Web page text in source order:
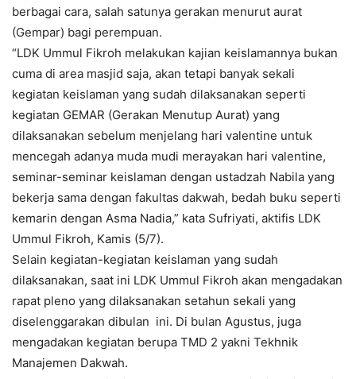
berbagai cara, salah satunya gerakan menurut aurat
(Gempar) bagi perempuan.
“LDK Ummul Fikroh melakukan kajian keislamannya bukan
cuma di area masjid saja, akan tetapi banyak sekali
kegiatan keislaman yang sudah dilaksanakan seperti
kegiatan GEMAR (Gerakan Menutup Aurat) yang
dilaksanakan sebelum menjelang hari valentine untuk
mencegah adanya muda mudi merayakan hari valentine,
seminar-seminar keislaman dengan ustadzah Nabila yang
bekerja sama dengan fakultas dakwah, bedah buku seperti
kemarin dengan Asma Nadia,” kata Sufriyati, aktifis LDK
Ummul Fikroh, Kamis (5/7).
Selain kegiatan-kegiatan keislaman yang sudah
dilaksanakan, saat ini LDK Ummul Fikroh akan mengadakan
rapat pleno yang dilaksanakan setahun sekali yang
diselenggarakan dibulan ini. Di bulan Agustus, juga
mengadakan kegiatan berupa TMD 2 yakni Tekhnik
Manajemen Dakwah.